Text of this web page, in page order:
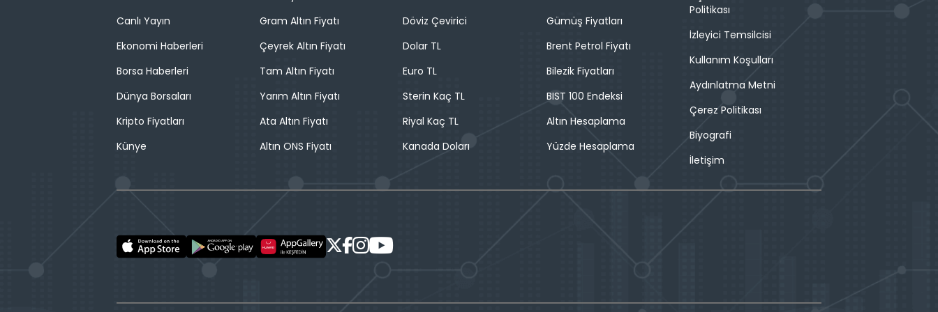
Canlı Yayın
Ekonomi Haberleri
Borsa Haberleri
Dünya Borsaları
Kripto Fiyatları
Künye
Gram Altın Fiyatı
Çeyrek Altın Fiyatı
Tam Altın Fiyatı
Yarım Altın Fiyatı
Ata Altın Fiyatı
Altın ONS Fiyatı
Döviz Çevirici
Dolar TL
Euro TL
Sterin Kaç TL
Riyal Kaç TL
Kanada Doları
Gümüş Fiyatları
Brent Petrol Fiyatı
Bilezik Fiyatları
BIST 100 Endeksi
Altın Hesaplama
Yüzde Hesaplama
Politikası
İzleyici Temsilcisi
Kullanım Koşulları
Aydınlatma Metni
Çerez Politikası
Biyografi
İletişim